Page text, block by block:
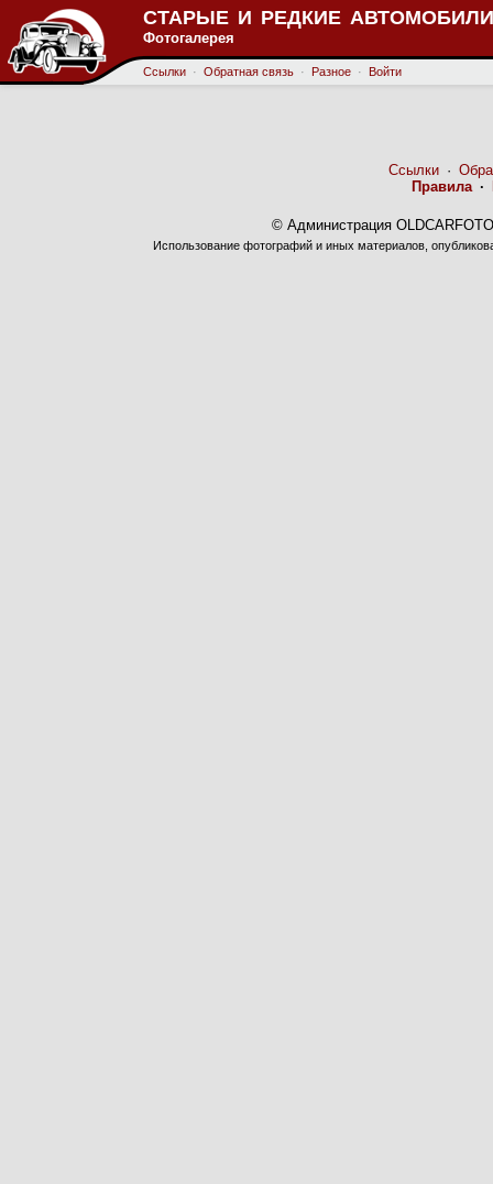
СТАРЫЕ И РЕДКИЕ
Фотогалерея
Ссылки · Обратная связь · Разное · Войти
Ссылки·
Правила·
© Администрация
Использование фотографий и иных материалов,